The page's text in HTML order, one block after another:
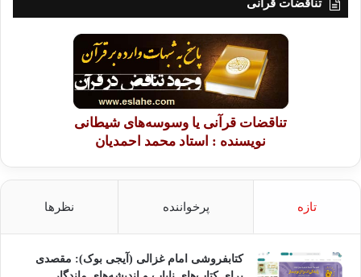
تناقضات قرآنی
تناقضات قرآنی یا وسوسه‌های شیطانی
نویسنده : استاد محمد احمدیان
تازه پرخواننده نظرها
کتابفروشی امام غزالی (آیجی بوک): مقصدی